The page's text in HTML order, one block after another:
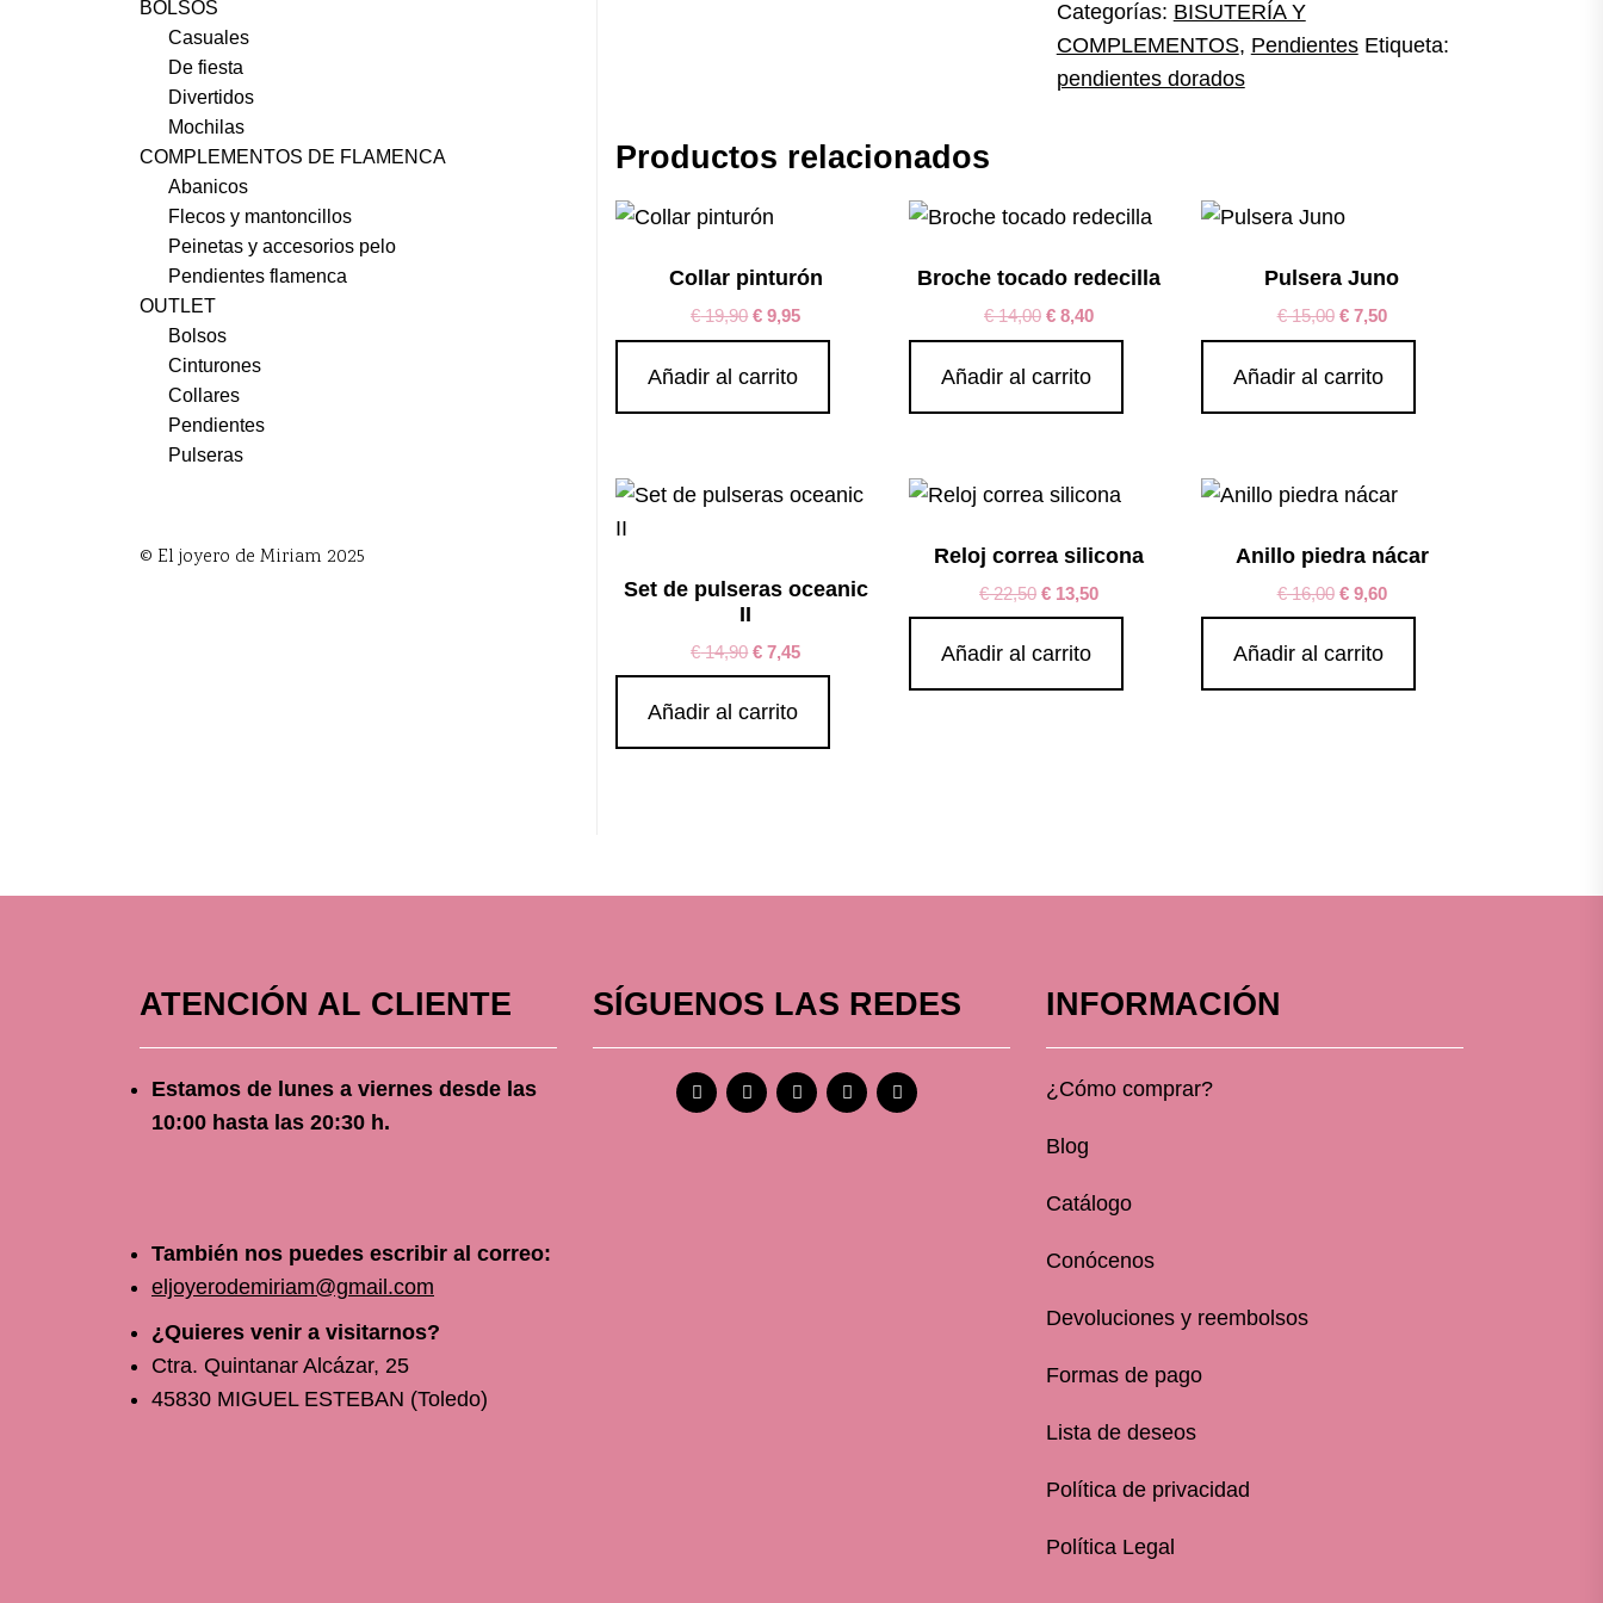
Categorías: BISUTERÍA Y
COMPLEMENTOS, Pendientes Etiqueta:
pendientes dorados
Productos relacionados
Collar pinturón
€19,90 € 9,95
Añadir al carrito
Broche tocado redecilla
€14,00 €8,40
Añadir al carrito
Pulsera Juno
€15,00 €7,50
Añadir al carrito
Set de pulseras oceanic
II
€14,90 € 7,45
Añadir al carrito
Reloj correa silicona
€22,50 €13,50
Añadir al carrito
Anillo piedra nácar
€16,00 €9,60
Añadir al carrito
BOLSOS
Casuales
De fiesta
Divertidos
Mochilas
COMPLEMENTOS DE FLAMENCA
Abanicos
Flecos y mantoncillos
Peinetas y accesorios pelo
Pendientes flamenca
OUTLET
Bolsos
Cinturones
Collares
Pendientes
Pulseras
© El joyero de Miriam 2025
ATENCIÓN AL CLIENTE
Estamos de lunes a viernes desde las
10:00 hasta las 20:30 h.
También nos puedes escribir al correo:
eljoyerodemiriam@gmail.com
¿Quieres venir a visitarnos?
Ctra. Quintanar Alcázar, 25
45830 MIGUEL ESTEBAN (Toledo)
SÍGUENOS LAS REDES INFORMACIÓN
¿Cómo comprar?
Blog
Catálogo
Conócenos
Devoluciones y reembolsos
Formas de pago
Lista de deseos
Política de privacidad
Política Legal